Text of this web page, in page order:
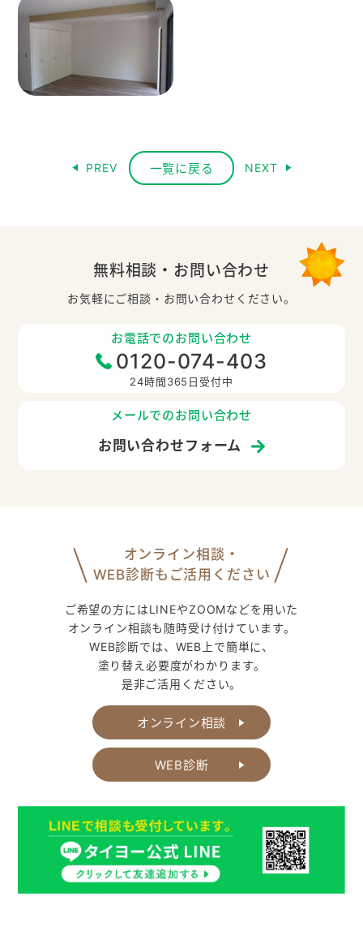
PREV 一覧に戻る NEXT
無料相談・お問い合わせ
お気軽にご相談・お問い合わせください。
お電話でのお問い合わせ
0120-074-403
24時間365日受付中
メールでのお問い合わせ
お問い合わせフォーム
オンライン相談・
WEB診断もご活用ください
ご希望の方にはLINEやZOOMなどを用いた
オンライン相談も随時受け付けています。
WEB診断では、WEB上で簡単に、
塗り替え必要度がわかります。
是非ご活用ください。
オンライン相談
WEB診断